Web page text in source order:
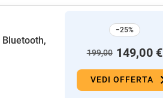
−25%
199,00 149,00 €
VEDI OFFERTA